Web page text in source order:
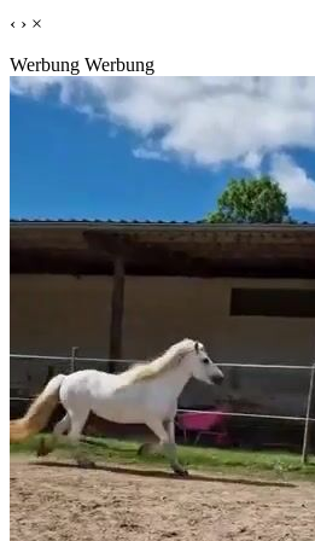
‹ › ×
Werbung Werbung